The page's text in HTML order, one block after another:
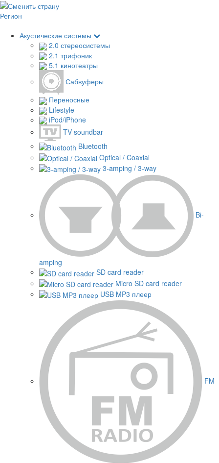
Регион
Акустические системы
2.0 стереосистемы
2.1 трифоник
5.1 кинотеатры
Сабвуферы
Переносные
Lifestyle
iPod/iPhone
TV soundbar
Bluetooth
Optical / Coaxial
3-amping / 3-way
Bi-
amping
SD card reader
Micro SD card reader
USB MP3 плеер
FM